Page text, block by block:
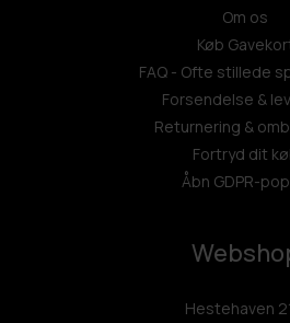
Om os
Køb
FAQ - Ofte stillede
Forsendelse &
Returnering &
Fortryd dit
Åbn GDPR-
Hestehaven